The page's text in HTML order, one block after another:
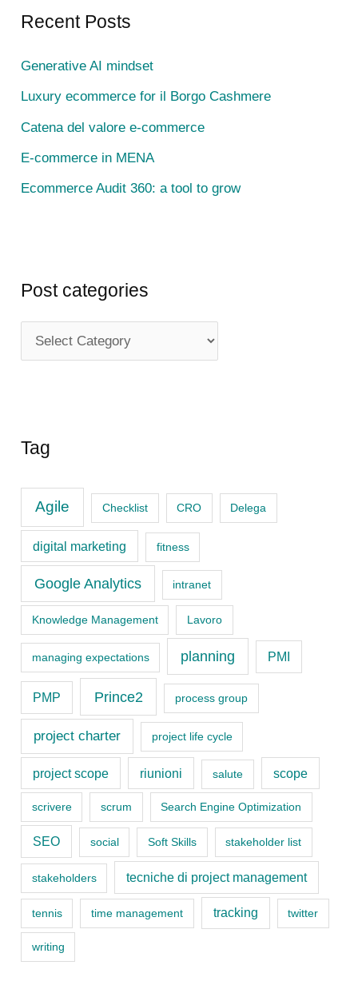
c
f
o
r
:
Recent Posts
Generative AI mindset
Luxury ecommerce for il Borgo Cashmere
Catena del valore e-commerce
E-commerce in MENA
Ecommerce Audit 360: a tool to grow
Post categories
o
c
e
r
i
Tag
Agile Checklist CRO Delega
digital marketing fitness
Google Analytics intranet
Knowledge Management Lavoro
managing expectations planning PMI
PMP Prince2 process group
project charter project life cycle
project scope riunioni salute scope
scrivere scrum Search Engine Optimization
SEO social Soft Skills stakeholder list
stakeholders tecniche di project management
tennis time management tracking twitter
writing